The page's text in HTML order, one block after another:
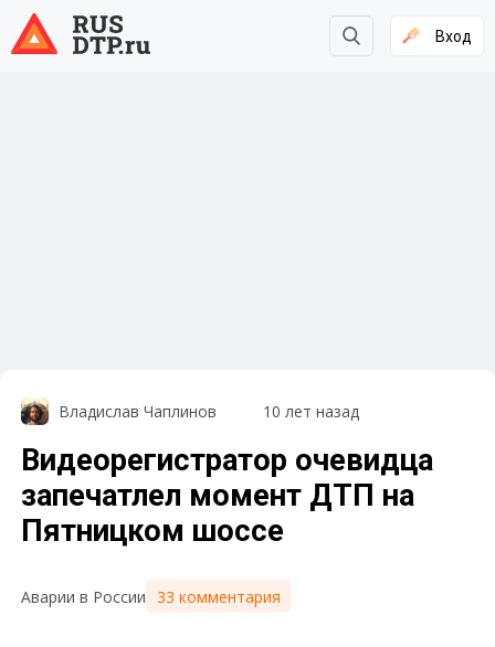
Вход
Владислав Чаплинов 10 лет назад
Видеорегистратор очевидца
запечатлел момент ДТП на
Пятницком шоссе
Аварии в России 33 комментария